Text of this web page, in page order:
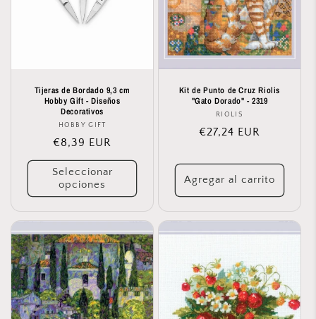
Tijeras de Bordado 9,3 cm
Hobby Gift - Diseños
Decorativos
Proveedor:
HOBBY GIFT
Precio
habitual
€8,39 EUR
Seleccionar
opciones
Kit de Punto de Cruz Riolis
"Gato Dorado" - 2319
Proveedor:
RIOLIS
Precio
€27,24 EUR
Agregar al carrito